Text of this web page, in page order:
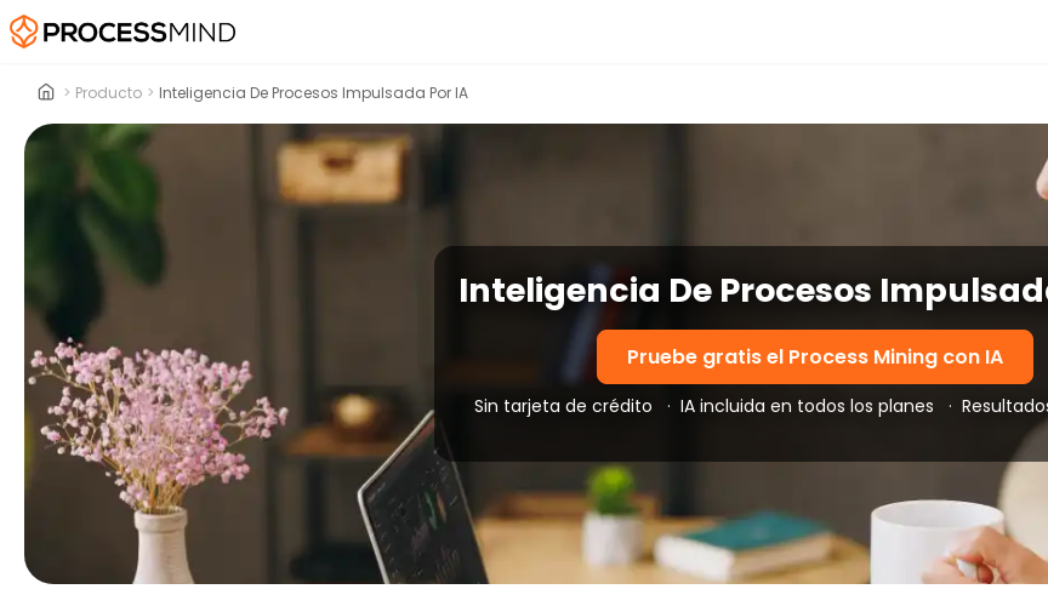
> Producto > Inteligencia De Procesos Impulsada Por IA
Inteligencia De Procesos
Pruebe gratis el Process Mining con IA
Sin tarjeta de crédito · IA incluida en todos los planes ·